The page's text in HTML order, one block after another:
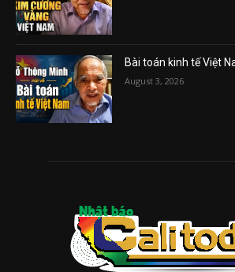
Bài toán kinh tế Việt
August 3, 2026